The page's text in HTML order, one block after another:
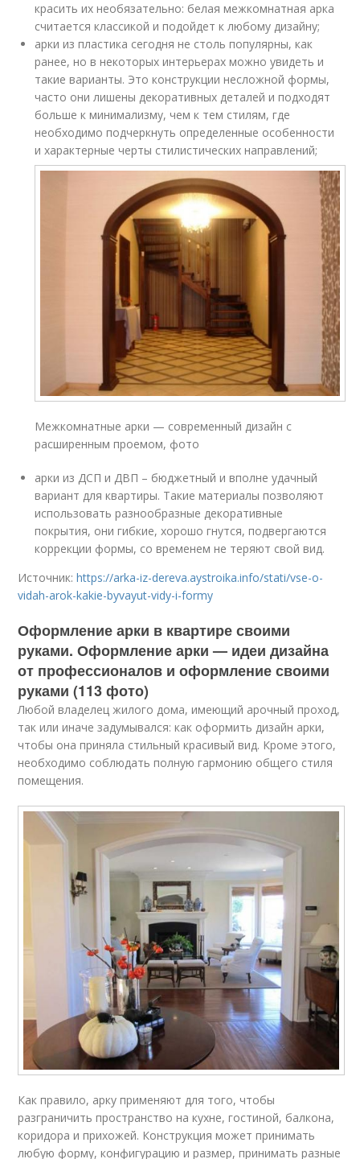
красить их необязательно: белая межкомнатная арка
считается классикой и подойдет к любому дизайну;
арки из пластика сегодня не столь популярны, как
ранее, но в некоторых интерьерах можно увидеть и
такие варианты. Это конструкции несложной формы,
часто они лишены декоративных деталей и подходят
больше к минимализму, чем к тем стилям, где
необходимо подчеркнуть определенные особенности
и характерные черты стилистических направлений;
Межкомнатные арки — современный дизайн с
расширенным проемом, фото
арки из ДСП и ДВП – бюджетный и вполне удачный
вариант для квартиры. Такие материалы позволяют
использовать разнообразные декоративные
покрытия, они гибкие, хорошо гнутся, подвергаются
коррекции формы, со временем не теряют свой вид.
Источник:https://arka-iz-dereva.aystroika.info/stati/vse-o-
vidah-arok-kakie-byvayut-vidy-i-formy
Оформление арки в квартире своими
руками. Оформление арки — идеи дизайна
от профессионалов и оформление своими
руками (113 фото)
Любой владелец жилого дома, имеющий арочный проход,
так или иначе задумывался: как оформить дизайн арки,
чтобы она приняла стильный красивый вид. Кроме этого,
необходимо соблюдать полную гармонию общего стиля
помещения.
Как правило, арку применяют для того, чтобы
разграничить пространство на кухне, гостиной, балкона,
коридора и прихожей. Конструкция может принимать
любую форму, конфигурацию и размер, принимать разные